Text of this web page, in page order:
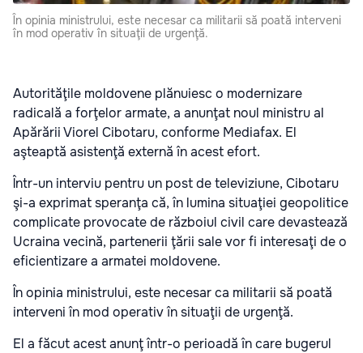
În opinia ministrului, este necesar ca militarii să poată interveni
în mod operativ în situaţii de urgenţă.
Autorităţile moldovene plănuiesc o modernizare
radicală a forţelor armate, a anunţat noul ministru al
Apărării Viorel Cibotaru, conforme Mediafax. El
aşteaptă asistenţă externă în acest efort.
Într-un interviu pentru un post de televiziune, Cibotaru
şi-a exprimat speranţa că, în lumina situaţiei geopolitice
complicate provocate de războiul civil care devastează
Ucraina vecină, partenerii ţării sale vor fi interesaţi de o
eficientizare a armatei moldovene.
În opinia ministrului, este necesar ca militarii să poată
interveni în mod operativ în situaţii de urgenţă.
El a făcut acest anunţ într-o perioadă în care bugerul